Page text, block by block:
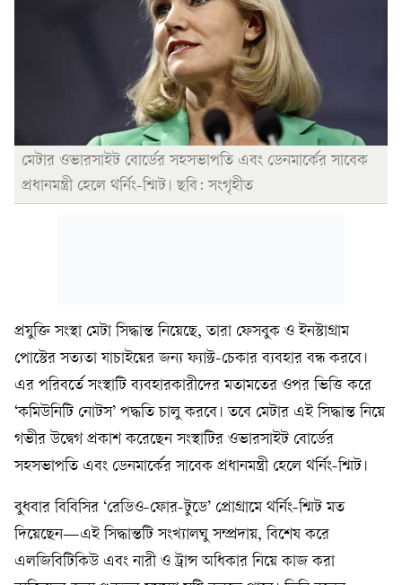
মেটার ওভারসাইট বোর্ডের সহসভাপতি এবং ডেনমার্কের সাবেক
প্রধানমন্ত্রী হেলে থর্নিং-শ্মিট। ছবি: সংগৃহীত
প্রযুক্তি সংস্থা মেটা সিদ্ধান্ত নিয়েছে, তারা ফেসবুক ও ইনস্টাগ্রাম
পোস্টের সত্যতা যাচাইয়ের জন্য ফ্যাক্ট-চেকার ব্যবহার বন্ধ করবে।
এর পরিবর্তে সংস্থাটি ব্যবহারকারীদের মতামতের ওপর ভিত্তি করে
‘কমিউনিটি নোটস’ পদ্ধতি চালু করবে। তবে মেটার এই সিদ্ধান্ত নিয়ে
গভীর উদ্বেগ প্রকাশ করেছেন সংস্থাটির ওভারসাইট বোর্ডের
সহসভাপতি এবং ডেনমার্কের সাবেক প্রধানমন্ত্রী হেলে থর্নিং-শ্মিট।
বুধবার বিবিসির ‘রেডিও-ফোর-টুডে’ প্রোগ্রামে থর্নিং-শ্মিট মত
দিয়েছেন—এই সিদ্ধান্তটি সংখ্যালঘু সম্প্রদায়, বিশেষ করে
এলজিবিটিকিউ এবং নারী ও ট্রান্স অধিকার নিয়ে কাজ করা